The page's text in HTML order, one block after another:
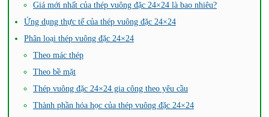
Giá mới nhất của thép vuông đặc 24×24 là bao nhiêu?
Ứng dụng thực tế của thép vuông đặc 24×24
Phân loại thép vuông đặc 24×24
Theo mác thép
Theo bề mặt
Thép vuông đặc 24×24 gia công theo yêu cầu
Thành phần hóa học của thép vuông đặc 24×24